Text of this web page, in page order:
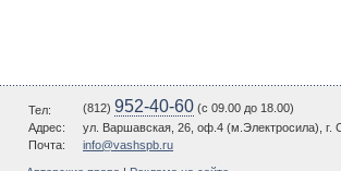
Тел: (812) 952-40-60 (c 09.00 до 18.00)
Адрес:
ул. Варшавская, 26, оф.4 (м.Электросила), г.
Почта:
info@vashspb.ru